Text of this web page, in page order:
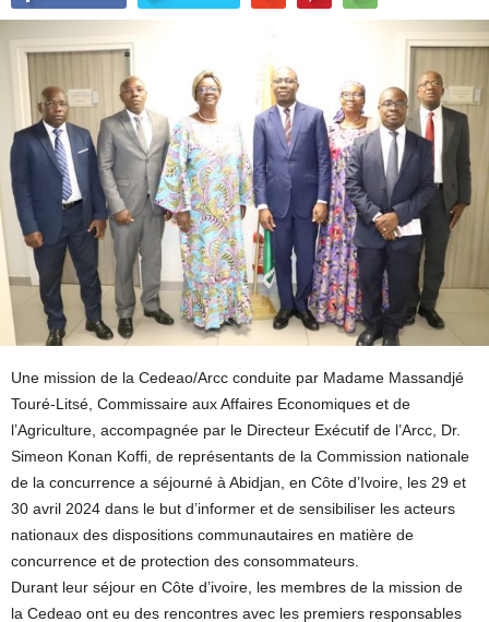
Une mission de la Cedeao/Arcc conduite par Madame Massandjé
Touré-Litsé, Commissaire aux Affaires Economiques et de
l’Agriculture, accompagnée par le Directeur Exécutif de l’Arcc, Dr.
Simeon Konan Koffi, de représentants de la Commission nationale
de la concurrence a séjourné à Abidjan, en Côte d’Ivoire, les 29 et
30 avril 2024 dans le but d’informer et de sensibiliser les acteurs
nationaux des dispositions communautaires en matière de
concurrence et de protection des consommateurs.
Durant leur séjour en Côte d’ivoire, les membres de la mission de
la Cedeao ont eu des rencontres avec les premiers responsables